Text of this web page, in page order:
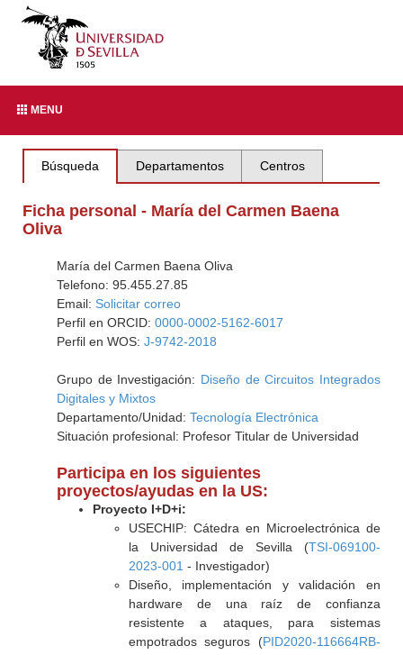
MENU
Búsqueda Departamentos Centros
Ficha personal - María del Carmen Baena
Oliva
María del Carmen Baena Oliva
Telefono: 95.455.27.85
Email: Solicitar correo
Perfil en ORCID: 0000-0002-5162-6017
Perfil en WOS: J-9742-2018
Grupo de Investigación: Diseño de Circuitos Integrados
Digitales y Mixtos
Departamento/Unidad: Tecnología Electrónica
Situación profesional: Profesor Titular de Universidad
Participa en los siguientes
proyectos/ayudas en la US:
Proyecto I+D+i:
USECHIP: Cátedra en Microelectrónica de
la Universidad de Sevilla (TSI-069100-
2023-001 - Investigador)
Diseño, implementación y validación en
hardware de una raíz de confianza
resistente a ataques, para sistemas
empotrados seguros (PID2020-116664RB-